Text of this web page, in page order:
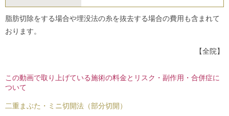
脂肪切除をする場合や埋没法の糸を抜去する場合の費用も含まれて
おります。
【全院】
この動画で取り上げている施術の料金とリスク・副作用・合併症に
ついて
二重まぶた・ミニ切開法（部分切開）